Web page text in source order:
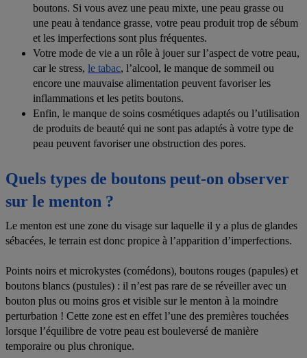
boutons. Si vous avez une peau mixte, une peau grasse ou
une peau à tendance grasse, votre peau produit trop de sébum
et les imperfections sont plus fréquentes.
Votre mode de vie a un rôle à jouer sur l’aspect de votre peau,
car le stress, le tabac, l’alcool, le manque de sommeil ou
encore une mauvaise alimentation peuvent favoriser les
inflammations et les petits boutons.
Enfin, le manque de soins cosmétiques adaptés ou l’utilisation
de produits de beauté qui ne sont pas adaptés à votre type de
peau peuvent favoriser une obstruction des pores.
Quels types de boutons peut-on observer
sur le menton ?
Le menton est une zone du visage sur laquelle il y a plus de glandes
sébacées, le terrain est donc propice à l’apparition d’imperfections.
Points noirs et microkystes (comédons), boutons rouges (papules) et
boutons blancs (pustules) : il n’est pas rare de se réveiller avec un
bouton plus ou moins gros et visible sur le menton à la moindre
perturbation ! Cette zone est en effet l’une des premières touchées
lorsque l’équilibre de votre peau est bouleversé de manière
temporaire ou plus chronique.